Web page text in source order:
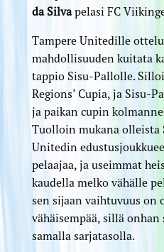
da Silvapelasi FC
Tampere Unitedille
mahdollisuuden kuitata
tappio Sisu-Pallolle.
Regions’ Cupia, ja Sisu-
ja paikan cupin
Tuolloin mukana olleista
Unitedin
pelaajaa, ja useimmat
kaudella melko vähälle
sen sijaan vaihtuvuus on
vähäisempää, sillä onhan
samalla sarjatasolla.